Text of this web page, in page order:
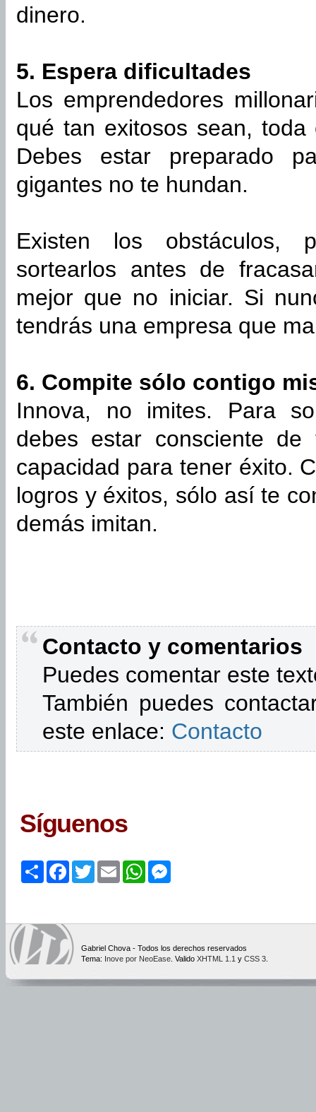
dinero.
5. Espera dificultades
Los emprendedores
qué tan exitosos sean,
Debes estar preparado
gigantes no te hundan.
Existen los obstáculos,
sortearlos antes de
mejor que no iniciar. Si
tendrás una empresa que
6. Compite sólo contigo
Innova, no imites. Para
debes estar consciente
capacidad para tener éxito.
logros y éxitos, sólo así te
demás imitan.
Contacto y comentarios
Puedes comentar este
También puedes
este enlace: Contacto
Síguenos
ShareFacebook
TwitterEmailWhatsApp
Gabriel Chova - Todos los derechos reservados
Tema: Inove por NeoEase . Valido XHTML 1.1 y CSS 3